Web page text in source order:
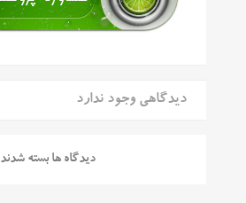
دیدگاهی وجود ندارد
دیدگاه ها بسته شدند